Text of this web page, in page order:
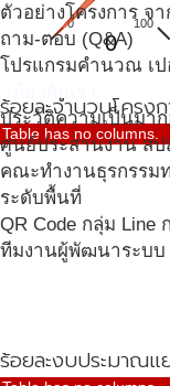
ตัวอย่างโครงการ จ
ถาม-ตอบ (Q&A)
โปรแกรมคำนวณ เป
ประวัติความเป็นมา
ศูนย์ประสานงาน สป
คณะทำงานธุรกรรม
ระดับพื้นที่
QR Code กลุ่ม Line
ทีมงานผู้พัฒนาระบบ
0 100
0
ร้อยละจำนวนโครง
Table has no columns.
ร้อยละงบประมาณ